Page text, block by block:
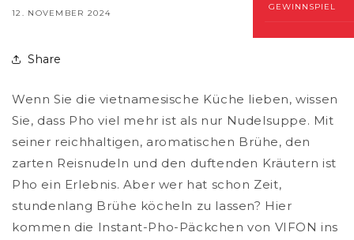
GEWINNSPIEL
12. NOVEMBER 2024
Share
Wenn Sie die vietnamesische Küche lieben, wissen
Sie, dass Pho viel mehr ist als nur Nudelsuppe. Mit
seiner reichhaltigen, aromatischen Brühe, den
zarten Reisnudeln und den duftenden Kräutern ist
Pho ein Erlebnis. Aber wer hat schon Zeit,
stundenlang Brühe köcheln zu lassen? Hier
kommen die Instant-Pho-Päckchen von VIFON ins